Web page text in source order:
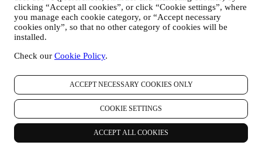
clicking “Accept all cookies”, or click “Cookie settings”, where
you manage each cookie category, or “Accept necessary
cookies only”, so that no other category of cookies will be
installed.
Check our Cookie Policy.
ACCEPT NECESSARY COOKIES ONLY
COOKIE SETTINGS
ACCEPT ALL COOKIES
GERIR AS SUAS ENCOMENDAS E FORNECER
NOSSOS PRODUTOS, SERVIÇOS E ASSISTÊNCIA.
Usaremos os seus dados para gerir o nosso relacionamento
contratual consigo, as suas compras de produtos no sitee/ou
assistência pós-venda subsequente ou a sua participação nos
sobre si para fins administrativos relacionados com o nosso
relacionamento contratual, como contabilidade, cobrança e
auditoria, verificação de cartão de pagamento, triagem de
fraude, segurança, proteção, testes de sistemas, manutenção e
análise estatística. Ocasionalmente, talvez seja necessário
entrar em contato consigo por razões administrativas ou
operacionais, como por exemplo, para lhe enviar a sua